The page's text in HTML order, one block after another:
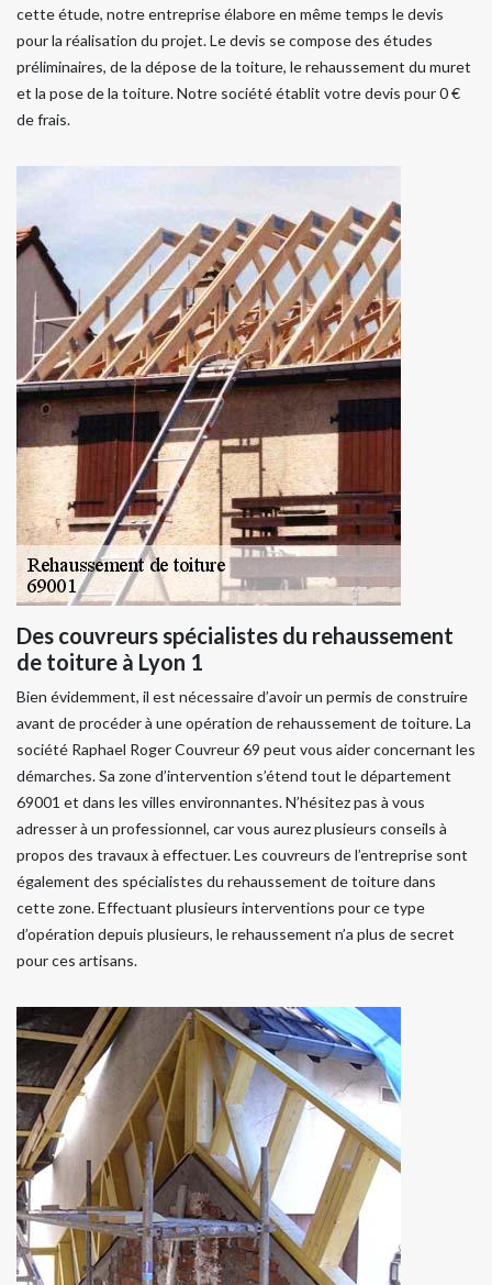
cette étude, notre entreprise élabore en même temps le devis
pour la réalisation du projet. Le devis se compose des études
préliminaires, de la dépose de la toiture, le rehaussement du muret
et la pose de la toiture. Notre société établit votre devis pour 0 €
de frais.
Des couvreurs spécialistes du rehaussement
de toiture à Lyon 1
Bien évidemment, il est nécessaire d’avoir un permis de construire
avant de procéder à une opération de rehaussement de toiture. La
société Raphael Roger Couvreur 69 peut vous aider concernant les
démarches. Sa zone d’intervention s’étend tout le département
69001 et dans les villes environnantes. N’hésitez pas à vous
adresser à un professionnel, car vous aurez plusieurs conseils à
propos des travaux à effectuer. Les couvreurs de l’entreprise sont
également des spécialistes du rehaussement de toiture dans
cette zone. Effectuant plusieurs interventions pour ce type
d’opération depuis plusieurs, le rehaussement n’a plus de secret
pour ces artisans.